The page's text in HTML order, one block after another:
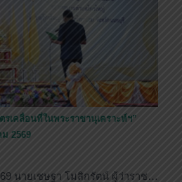
เคลื่อนที่ในพระราชานุเคราะห์ฯ”
2569
นายเชษฐา โมสิกรัตน์ ผู้ว่าราช…